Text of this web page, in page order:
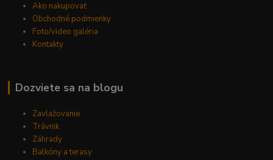
Ako nakupovať
Obchodné podmienky
Foto/video galéria
Kontakty
Dozviete sa na blogu
Zavlažovanie
Trávnik
Záhrady
Balkóny a terasy